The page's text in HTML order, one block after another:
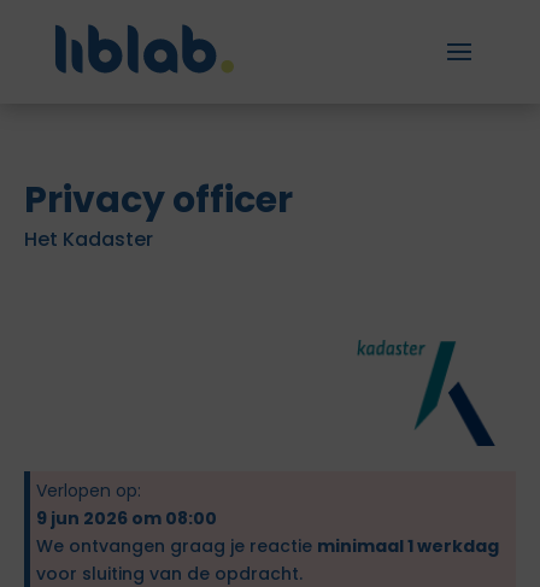
Privacy officer
Het Kadaster
Verlopen op:
9 jun 2026 om 08:00
We ontvangen graag je reactie minimaal 1 werkdag
voor sluiting van de opdracht.